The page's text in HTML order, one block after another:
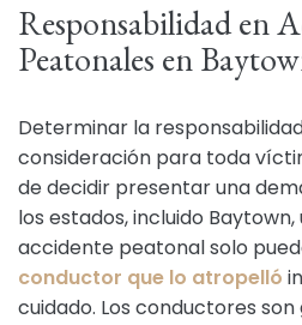
Responsabilidad en
Peatonales en
Determinar la
consideración para toda
de decidir presentar una
los estados, incluido
accidente peatonal solo
conductor que lo atropelló
cuidado. Los conductores